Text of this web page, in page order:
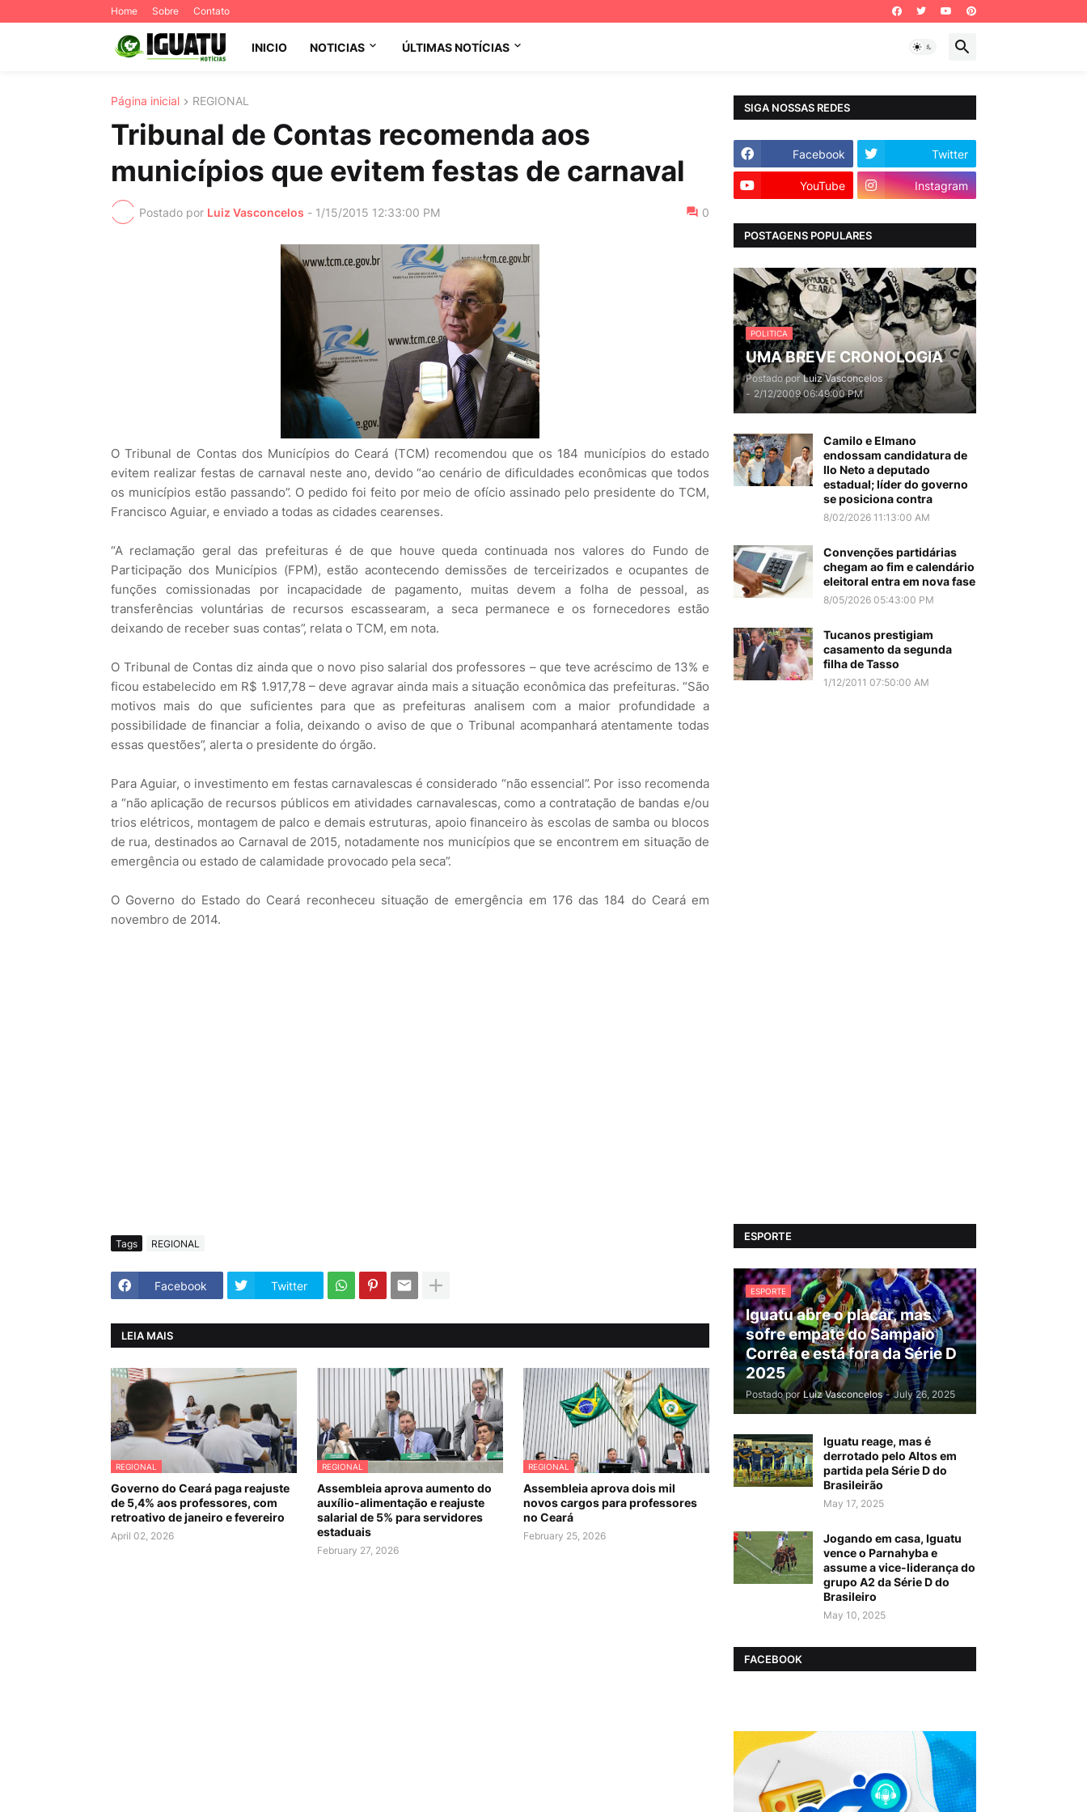
Home Sobre Contato
INICIO NOTICIAS ÚLTIMAS NOTÍCIAS
Página inicial REGIONAL
Tribunal de Contas recomenda aos
municípios que evitem festas de carnaval
Postado por Luiz Vasconcelos - 1/15/2015 12:33:00 PM 0
O Tribunal de Contas dos Municípios do Ceará (TCM) recomendou que os 184 municípios do estado
evitem realizar festas de carnaval neste ano, devido “ao cenário de dificuldades econômicas que todos
os municípios estão passando”. O pedido foi feito por meio de ofício assinado pelo presidente do TCM,
Francisco Aguiar, e enviado a todas as cidades cearenses.
“A reclamação geral das prefeituras é de que houve queda continuada nos valores do Fundo de
Participação dos Municípios (FPM), estão acontecendo demissões de terceirizados e ocupantes de
funções comissionadas por incapacidade de pagamento, muitas devem a folha de pessoal, as
transferências voluntárias de recursos escassearam, a seca permanece e os fornecedores estão
deixando de receber suas contas”, relata o TCM, em nota.
O Tribunal de Contas diz ainda que o novo piso salarial dos professores – que teve acréscimo de 13% e
ficou estabelecido em R$ 1.917,78 – deve agravar ainda mais a situação econômica das prefeituras. “São
motivos mais do que suficientes para que as prefeituras analisem com a maior profundidade a
possibilidade de financiar a folia, deixando o aviso de que o Tribunal acompanhará atentamente todas
essas questões”, alerta o presidente do órgão.
Para Aguiar, o investimento em festas carnavalescas é considerado “não essencial”. Por isso recomenda
a “não aplicação de recursos públicos em atividades carnavalescas, como a contratação de bandas e/ou
trios elétricos, montagem de palco e demais estruturas, apoio financeiro às escolas de samba ou blocos
de rua, destinados ao Carnaval de 2015, notadamente nos municípios que se encontrem em situação de
emergência ou estado de calamidade provocado pela seca”.
O Governo do Estado do Ceará reconheceu situação de emergência em 176 das 184 do Ceará em
novembro de 2014.
Tags REGIONAL
Facebook Twitter
LEIA MAIS
REGIONAL
Governo do Ceará paga reajuste
de 5,4% aos professores, com
retroativo de janeiro e fevereiro
April 02, 2026
REGIONAL
Assembleia aprova aumento do
auxílio-alimentação e reajuste
salarial de 5% para servidores
estaduais
February 27, 2026
REGIONAL
Assembleia aprova dois mil
novos cargos para professores
no Ceará
February 25, 2026
SIGA NOSSAS REDES
Facebook Twitter
YouTube Instagram
POSTAGENS POPULARES
POLITICA
UMA BREVE CRONOLOGIA
Postado por Luiz Vasconcelos
- 2/12/2009 06:49:00 PM
Camilo e Elmano
endossam candidatura de
Ilo Neto a deputado
estadual; líder do governo
se posiciona contra
8/02/2026 11:13:00 AM
Convenções partidárias
chegam ao fim e calendário
eleitoral entra em nova fase
8/05/2026 05:43:00 PM
Tucanos prestigiam
casamento da segunda
filha de Tasso
1/12/2011 07:50:00 AM
ESPORTE
ESPORTE
Iguatu abre o placar, mas
sofre empate do Sampaio
Corrêa e está fora da Série D
2025
Postado por Luiz Vasconcelos - July 26, 2025
Iguatu reage, mas é
derrotado pelo Altos em
partida pela Série D do
Brasileirão
May 17, 2025
Jogando em casa, Iguatu
vence o Parnahyba e
assume a vice-liderança do
grupo A2 da Série D do
Brasileiro
May 10, 2025
FACEBOOK